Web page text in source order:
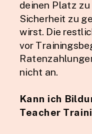
deinen Platz zu
Sicherheit zu
wirst. Die
vor
nicht an.
Kann ich
Teacher